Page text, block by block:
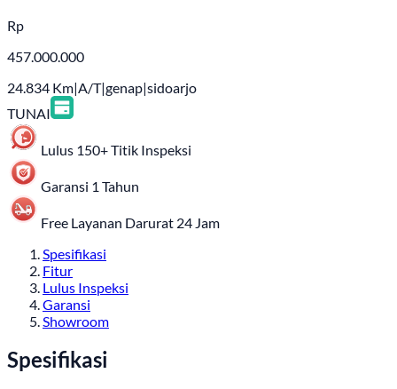
Rp
457.000.000
24.834 Km|A/T|genap|sidoarjo
TUNAI
Lulus 150+ Titik Inspeksi
Garansi 1 Tahun
Free Layanan Darurat 24 Jam
Spesifikasi
Fitur
Lulus Inspeksi
Garansi
Showroom
Spesifikasi